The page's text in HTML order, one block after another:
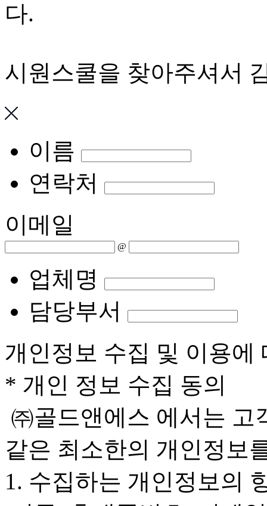
다.
시원스쿨을 찾아주셔서
이름
연락처
이메일
@
업체명
담당부서
개인정보 수집 및 이용에
* 개인 정보 수집 동의
㈜골드앤에스 에서는 고
같은 최소한의 개인정보
1. 수집하는 개인정보의